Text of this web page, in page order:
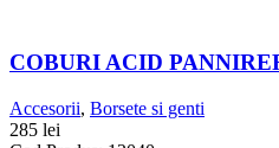
COBURI ACID
Accesorii, Borsete si genti
285 lei